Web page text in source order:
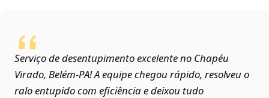
Serviço de desentupimento excelente no Chapéu
Virado, Belém‑PA! A equipe chegou rápido, resolveu o
ralo entupido com eficiência e deixou tudo